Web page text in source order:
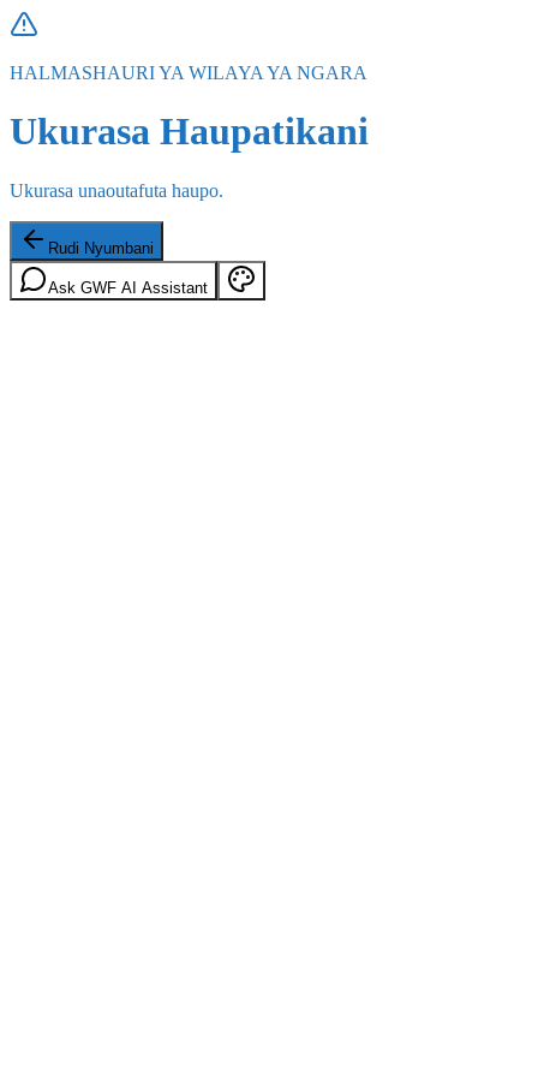
HALMASHAURI YA WILAYA YA NGARA
Ukurasa Haupatikani
Ukurasa unaoutafuta haupo.
Rudi Nyumbani
Ask GWF AI Assistant